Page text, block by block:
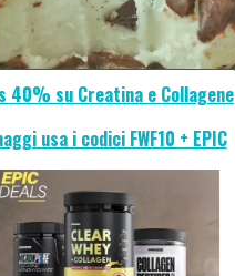
PIATTI FREDDI
RICETTE
RICETTE SENZA BURRO
COTTURA
RICETTE SENZA UOVA
40% su Creatina e Collagene
usa i codici FWF10 + EPIC